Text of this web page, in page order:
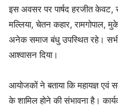
इस अवसर पर पार्षद हरजीत केवट,
मल्लिया, चेतन कहार, रामगोपाल,
अनेक समाज बंधु उपस्थित रहे।
आश्वासन दिया।
आयोजकों ने बताया कि महायज्ञ एवं
के शामिल होने की संभावना है।